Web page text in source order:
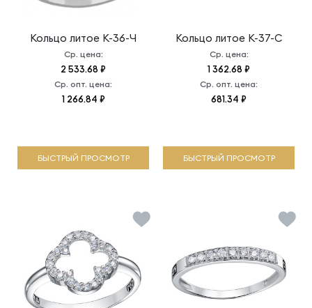
Кольцо литое К-36-Ч
Ср. цена:
2 533.68 ₽
Ср. опт. цена:
1 266.84 ₽
БЫСТРЫЙ ПРОСМОТР
Кольцо литое К-37-С
Ср. цена:
1 362.68 ₽
Ср. опт. цена:
681.34 ₽
БЫСТРЫЙ ПРОСМОТР